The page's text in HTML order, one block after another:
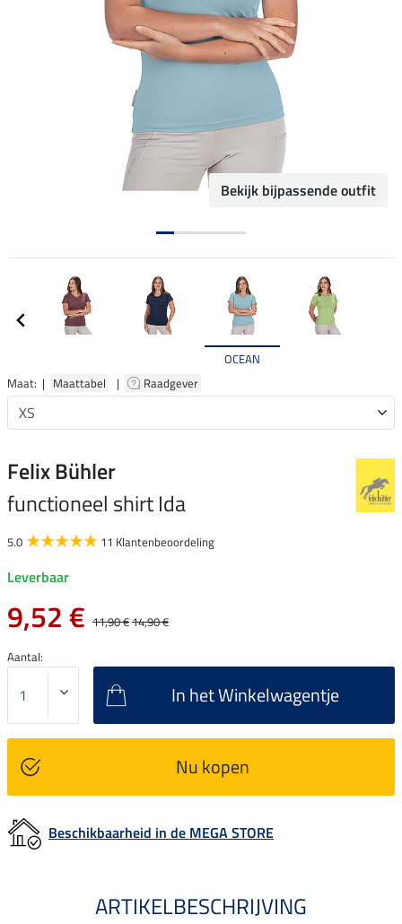
Bekijk bijpassende outfit
OCEAN
Maat: | Maattabel | Raadgever
Felix Bühler
functioneel shirt Ida
5.0 11 Klantenbeoordeling
Leverbaar
9,52 € 11,90 €14,90 €
Aantal:
In het Winkelwagentje
Nu kopen
Beschikbaarheid in de MEGA STORE
ARTIKELBESCHRIJVING